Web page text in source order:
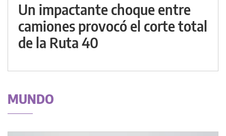
Un impactante choque entre
camiones provocó el corte total
de la Ruta 40
MUNDO